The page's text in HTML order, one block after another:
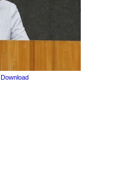
Download